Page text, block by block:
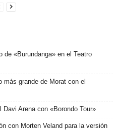
de «Burundanga» en el Teatro
más grande de Morat con el
Arena con «Borondo Tour»
con Morten Veland para la versión